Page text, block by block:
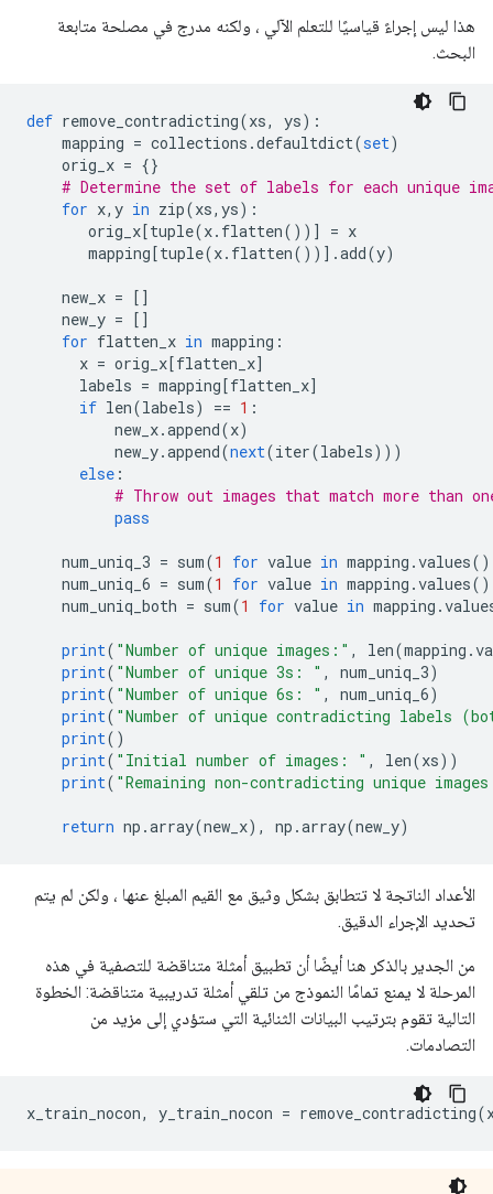
هذا ليس إجراءً قياسيًا للتعلم الآلي ، ولكنه مدرج في مصلحة متابعة
البحث.
def remove_contradicting(xs, ys):
mapping = collections .defaultdict(set)
orig_x = {}
# Determine the set of labels for each unique
for x, y in zip(xs, ys):
orig_x[tuple(x. flatten())] = x
mapping[tuple(x. flatten())].add(y)
new_x = []
new_y = []
for flatten_x in mapping :
x = orig_x[flatten_x]
labels = mapping[flatten_x]
if len(labels) == 1 :
new_x.append(x)
new_y.append(next(iter(labels)))
else :
# Throw out images that match more than
pass
num_uniq_3 = sum(1 for value in mapping .values()
num_uniq_6 = sum(1 for value in mapping .values()
num_uniq_both = sum(1 for value in mapping .
print( "Number of unique images:" , len(mapping .
print( "Number of unique 3s: " , num_uniq_3)
print( "Number of unique 6s: " , num_uniq_6)
print( "Number of unique contradicting labels
print()
print( "Initial number of images: " , len(xs))
print( "Remaining non-contradicting unique
return np .array(new_x), np .array(new_y)
الأعداد الناتجة لا تتطابق بشكل وثيق مع القيم المبلغ عنها ، ولكن لم يتم
تحديد الإجراء الدقيق.
من الجدير بالذكر هنا أيضًا أن تطبيق أمثلة متناقضة للتصفية في هذه
المرحلة لا يمنع تمامًا النموذج من تلقي أمثلة تدريبية متناقضة: الخطوة
التالية تقوم بترتيب البيانات الثنائية التي ستؤدي إلى مزيد من
التصادمات.
x_train_nocon, y_train_nocon = remove_contradicting(